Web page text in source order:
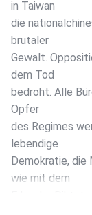
in Taiwan
die
brutaler
Gewalt.
dem Tod
bedroht. Alle
Opfer
des Regimes
lebendige
Demokratie,
wie mit dem
Erbe der